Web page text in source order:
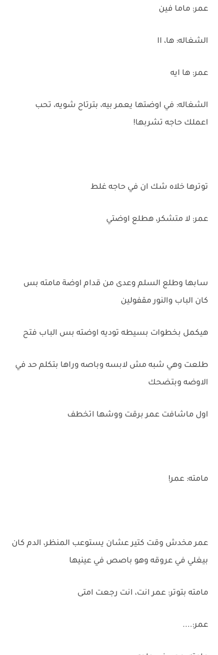
عمر: ماما فين
الشغاله: ها، اا
عمر: ها ايه
الشغاله: في اوضتها يعمر بيه، بترتاح شويه، تحب
اعملك حاجه تشربها!
توترها خلاه شك ان في حاجه غلط
عمر: لا متشكر، هطلع اوضتي
سابها وطلع السلم وعدى من قدام اوضة مامته بس
كان الباب والنور مقفولين
هيكمل بخطوات بسيطه توديه اوضته بس الباب فتح
طلعت وهي شبه مش لابسه وباصه وراها بتكلم حد في
الاوضه وبتضحك
اول ماشافت عمر برقت ووشها اتخطف
مامته: عمر!
عمر مخدش وقت كتير عشان يستوعب المنظر، الدم كان
بيغلي في عروقه وهو باصص في عينيها
مامته بتوتر: عمر انت، انت رجعت امتى
عمر:....